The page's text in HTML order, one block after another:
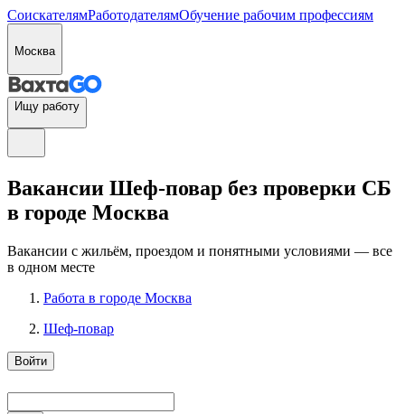
СоискателямРаботодателямОбучение рабочим профессиям
Москва
Ищу работу
Вакансии Шеф-повар без проверки СБ
в городе Москва
Вакансии с жильём, проездом и понятными условиями — все
в одном месте
Работа в городе Москва
Шеф-повар
Войти